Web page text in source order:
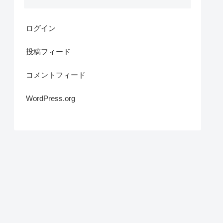
ログイン
投稿フィード
コメントフィード
WordPress.org